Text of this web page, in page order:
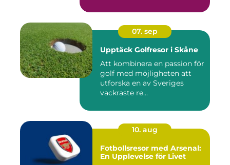
07. sep
Upptäck Golfresor i Skåne
Att kombinera en passion för
golf med möjligheten att
utforska en av Sveriges
vackraste re...
10. aug
Fotbollsresor med Arsenal:
En Upplevelse för Livet